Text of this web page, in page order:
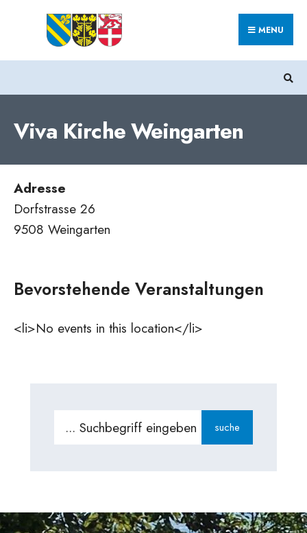
MENU
Viva Kirche Weingarten
Adresse
Dorfstrasse 26
9508 Weingarten
Bevorstehende Veranstaltungen
<li>No events in this location</li>
Search
suche
Search
for: